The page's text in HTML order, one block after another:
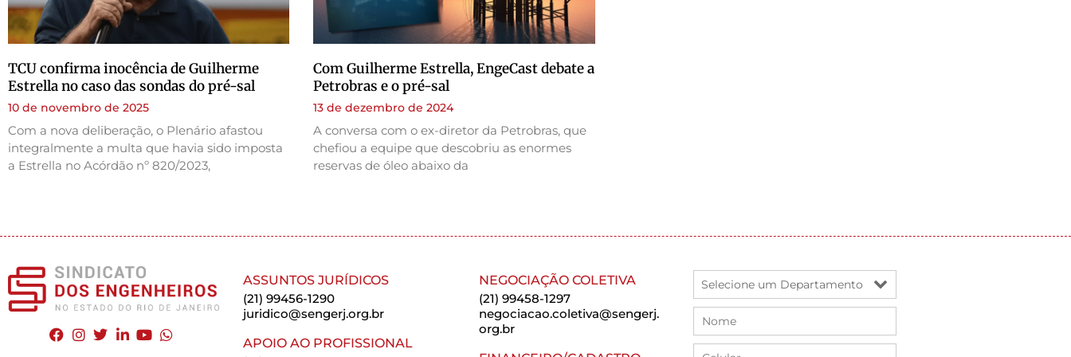
TCU confirma inocência de Guilherme
Estrella no caso das sondas do pré-sal
10 de novembro de 2025
Com a nova deliberação, o Plenário afastou
integralmente a multa que havia sido imposta
a Estrella no Acórdão nº 820/2023,
Com Guilherme Estrella, EngeCast debate a
Petrobras e o pré-sal
13 de dezembro de 2024
A conversa com o ex-diretor da Petrobras, que
chefiou a equipe que descobriu as enormes
reservas de óleo abaixo da
ASSUNTOS JURÍDICOS
(21) 99456-1290
juridico@sengerj.org.br
APOIO AO PROFISSIONAL
NEGOCIAÇÃO COLETIVA
(21) 99458-1297
negociacao.coletiva@sengerj.
org.br